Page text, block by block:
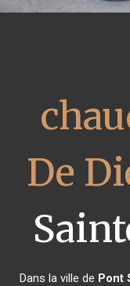
De
Dans la ville de Pont